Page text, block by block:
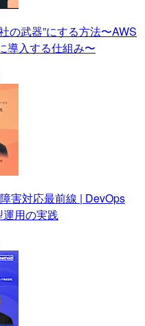
の武器”にする方法〜AWS
導入する仕組み〜
害対応最前線 | DevOps
用の実践